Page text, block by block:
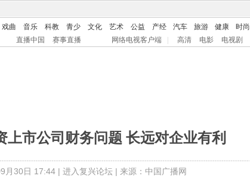
戏曲 音乐 科教 青少 文化 艺术 公益 产经 汽车 旅游 健康 时尚
直播中国 赛事直播 网络电视客户端 高清 电影 电视剧
上市公司财务问题 长远对企业有利
月30日 17:44 | 进入复兴论坛| 来源：中国广播网